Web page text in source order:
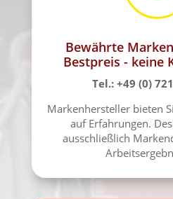
Bewährte
Bestpreis - keine
Tel.: +49 (0)
Markenhersteller bieten
auf Erfahrungen.
ausschließlich